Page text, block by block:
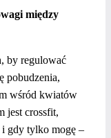
między
by regulować
pobudzenia,
wśród kwiatów
jest crossfit,
gdy tylko mogę –